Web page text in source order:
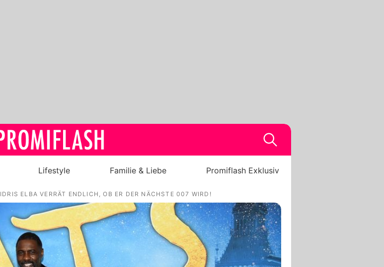
Royals
Stars
Filme & Serien
Lifestyle
Lifestyle Familie & Liebe Promiflash Exklusiv
IDRIS ELBA VERRÄT ENDLICH, OB ER DER NÄCHSTE 007 WIRD!